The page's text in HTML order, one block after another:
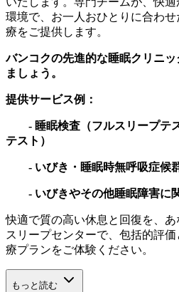
環境で、お一人おひとりに合わ
療をご提供します。
バンコクの先進的な睡眠クリニ
ましょう。
提供サービス例：
- 睡眠検査（フルスリープテ
テスト）
- いびき・睡眠時無呼吸症候
- いびきやその他睡眠障害に
快適で質の高い休息と回復を、
スリープセンターで、包括的評
療プランをご体験ください。
もっと読む